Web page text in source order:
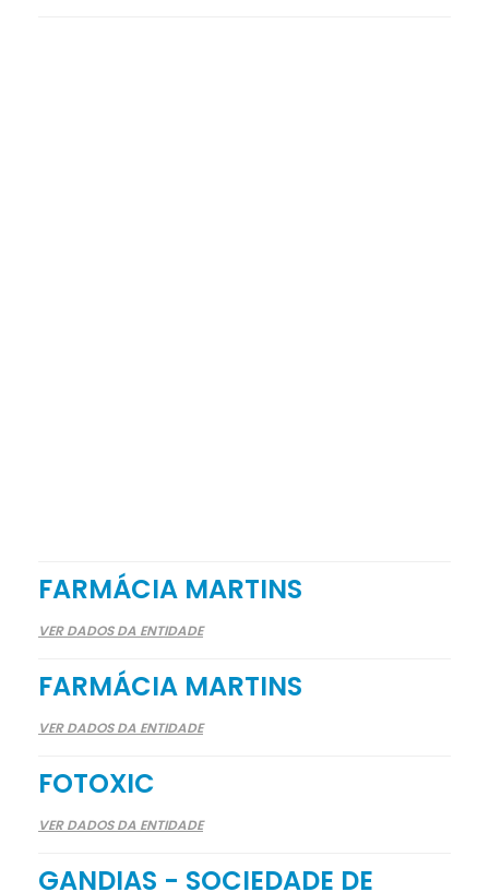
FARMÁCIA MARTINS
VER DADOS DA ENTIDADE
FARMÁCIA MARTINS
VER DADOS DA ENTIDADE
FOTOXIC
VER DADOS DA ENTIDADE
GANDIAS - SOCIEDADE DE